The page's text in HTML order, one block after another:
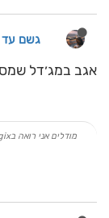
גשם עד
אגב במג׳דל
מודלים אני רואה בmeteologix